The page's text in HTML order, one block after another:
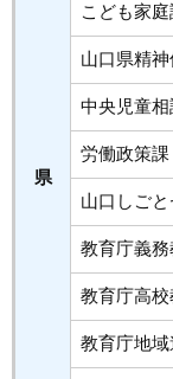
県
こども家庭
山口県精
中央児童相
労働政策課
山口しご
教育庁義
教育庁高
教育庁地